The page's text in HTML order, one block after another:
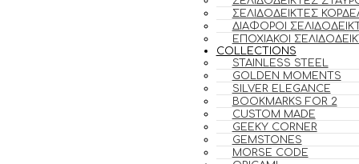
ΣΕΛΙΔΟΔΕΊΚΤΕΣ
ΔΙΆΦΟΡΟΙ
ΕΠΟΧΙΑΚΟΊ
COLLECTIONS
STAINLESS STEEL
GOLDEN MOMENTS
SILVER ELEGANCE
BOOKMARKS FOR 2
CUSTOM MADE
GEEKY CORNER
GEMSTONES
MORSE CODE